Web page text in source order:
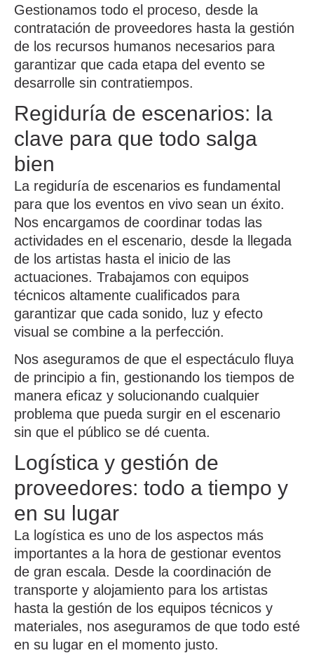
Gestionamos todo el proceso, desde la
contratación de proveedores hasta la gestión
de los recursos humanos necesarios para
garantizar que cada etapa del evento se
desarrolle sin contratiempos.
Regiduría de escenarios: la
clave para que todo salga
bien
La regiduría de escenarios es fundamental
para que los eventos en vivo sean un éxito.
Nos encargamos de coordinar todas las
actividades en el escenario, desde la llegada
de los artistas hasta el inicio de las
actuaciones. Trabajamos con equipos
técnicos altamente cualificados para
garantizar que cada sonido, luz y efecto
visual se combine a la perfección.
Nos aseguramos de que el espectáculo fluya
de principio a fin, gestionando los tiempos de
manera eficaz y solucionando cualquier
problema que pueda surgir en el escenario
sin que el público se dé cuenta.
Logística y gestión de
proveedores: todo a tiempo y
en su lugar
La logística es uno de los aspectos más
importantes a la hora de gestionar eventos
de gran escala. Desde la coordinación de
transporte y alojamiento para los artistas
hasta la gestión de los equipos técnicos y
materiales, nos aseguramos de que todo esté
en su lugar en el momento justo.